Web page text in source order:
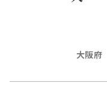
大阪府